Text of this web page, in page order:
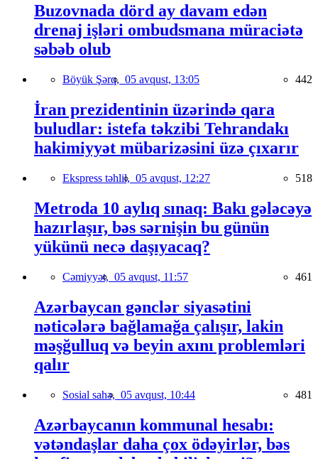
Buzovnada dörd ay davam edən
drenaj işləri ombudsmana müraciətə
səbəb olub
Böyük Şərq, 05 avqust, 13:05 442
İran prezidentinin üzərində qara
buludlar: istefa təkzibi Tehrandakı
hakimiyyət mübarizəsini üzə çıxarır
Ekspress təhlil, 05 avqust, 12:27 518
Metroda 10 aylıq sınaq: Bakı gələcəyə
hazırlaşır, bəs sərnişin bu günün
yükünü necə daşıyacaq?
Cəmiyyət, 05 avqust, 11:57 461
Azərbaycan gənclər siyasətini
nəticələrə bağlamağa çalışır, lakin
məşğulluq və beyin axını problemləri
qalır
Sosial sahə, 05 avqust, 10:44 481
Azərbaycanın kommunal hesabı:
vətəndaşlar daha çox ödəyirlər, bəs